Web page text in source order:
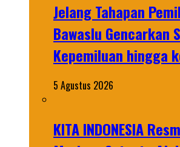
Jelang Tahapan
Bawaslu Gencarkan
Kepemiluan hingga
5 Agustus 2026
KITA INDONESIA